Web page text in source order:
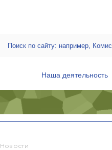
Наша деятельность
Новости